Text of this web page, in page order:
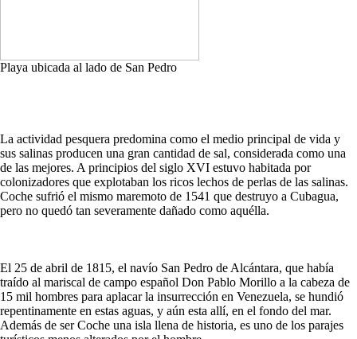
Playa ubicada al lado de San Pedro
La actividad pesquera predomina como el medio principal de vida y
sus salinas producen una gran cantidad de sal, considerada como una
de las mejores. A principios del siglo XVI estuvo habitada por
colonizadores que explotaban los ricos lechos de perlas de las salinas.
Coche sufrió el mismo maremoto de 1541 que destruyo a Cubagua,
pero no quedó tan severamente dañado como aquélla.
El 25 de abril de 1815, el navío San Pedro de Alcántara, que había
traído al mariscal de campo español Don Pablo Morillo a la cabeza de
15 mil hombres para aplacar la insurrección en Venezuela, se hundió
repentinamente en estas aguas, y aún esta allí, en el fondo del mar.
Además de ser Coche una isla llena de historia, es uno de los parajes